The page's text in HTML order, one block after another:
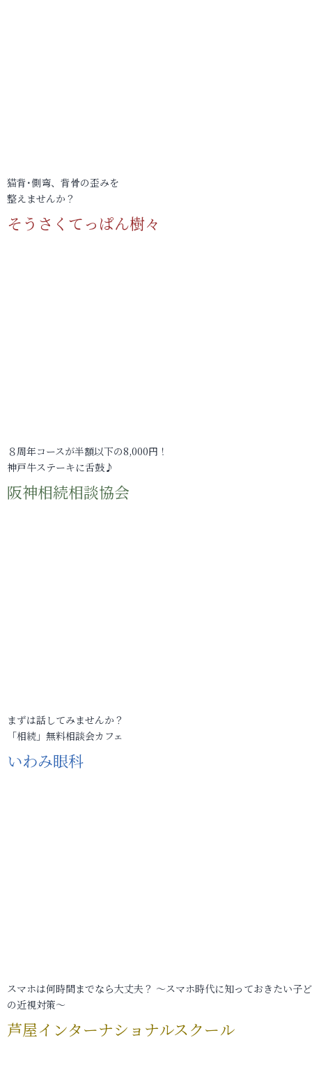
猫背･側弯、背骨の歪みを
整えませんか？
そうさくてっぱん樹々
８周年コースが半額以下の8,000円！
神戸牛ステーキに舌鼓♪
阪神相続相談協会
まずは話してみませんか？
「相続」無料相談会カフェ
いわみ眼科
スマホは何時間までなら大丈夫？ ～スマホ時代に知っておきたい子
の近視対策～
芦屋インターナショナルスクール